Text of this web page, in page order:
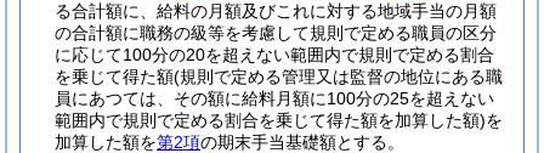
る合計額に、給料の月額及びこれに対する地域手当の月額
の合計額に職務の級等を考慮して規則で定める職員の区分
に応じて100分の20を超えない範囲内で規則で定める割合
を乗じて得た額(規則で定める管理又は監督の地位にある職
員にあつては、その額に給料月額に100分の25を超えない
範囲内で規則で定める割合を乗じて得た額を加算した額)を
加算した額を第2項の期末手当基礎額とする。